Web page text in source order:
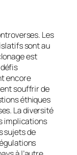
Les
sont au
est
encore
souffrir de
éthiques
La diversité
implications
sujets de